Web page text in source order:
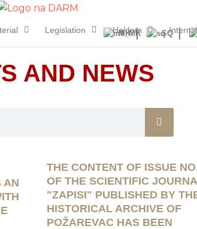
MK SQ
Legislation Holders
AND NEWS
AN
THE CONTENT OF ISSUE
OF THE SCIENTIFIC
"ZAPISI" PUBLISHED BY
HISTORICAL ARCHIVE OF
POŽAREVAC HAS BEEN
g
e
g
e
a
e